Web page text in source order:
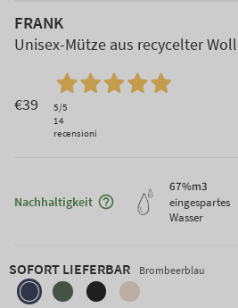
FRANK
Unisex-Mütze aus recycelter
€39 5/5
14
recensioni
Nachhaltigkeit
Maggiori informazioni
67%m3
eingespartes
Wasser
SOFORT LIEFERBAR Brombeerblau
brombeerblau
waldgrunschiefer-
schwarz
cantuccino-
beige